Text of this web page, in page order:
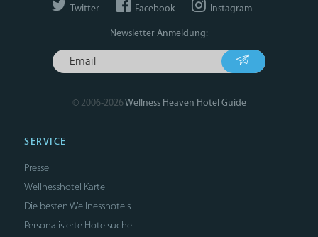
Twitter Facebook Instagram
Newsletter Anmeldung:
© 2006-2026Wellness Heaven Hotel Guide
SERVICE
Presse
Wellnesshotel Karte
Die besten Wellnesshotels
Personalisierte Hotelsuche